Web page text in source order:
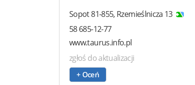
Sopot81-855, Rzemieślnicza 13
58 685-12-77
www.taurus.info.pl
zgłoś do aktualizacji
+ Oceń